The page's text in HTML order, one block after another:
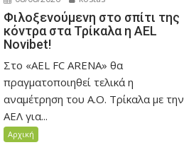
Φιλοξενούμενη στο σπίτι της
κόντρα στα Τρίκαλα η AEL
Novibet!
Στο «AEL FC ARENA» θα
πραγματοποιηθεί τελικά η
αναμέτρηση του Α.Ο. Τρίκαλα με την
ΑΕΛ για...
Αρχική